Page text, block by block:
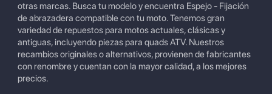
otras marcas. Busca tu modelo y encuentra Espejo - Fijación
de abrazadera compatible con tu moto. Tenemos gran
variedad de repuestos para motos actuales, clásicas y
antiguas, incluyendo piezas para quads ATV. Nuestros
recambios originales o alternativos, provienen de fabricantes
con renombre y cuentan con la mayor calidad, a los mejores
precios.